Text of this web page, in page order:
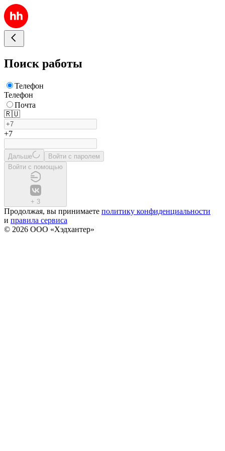
Поиск работы
Телефон
Телефон
Почта
🇷🇺
+7
Дальше
Войти с паролем
Войти с помощью
+ 3
Продолжая, вы принимаете политику конфиденциальности
и правила сервиса
© 2026 ООО «Хэдхантер»